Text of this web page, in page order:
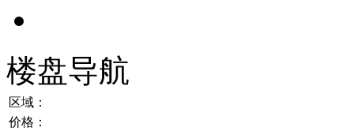
楼盘导航
区域：
价格：